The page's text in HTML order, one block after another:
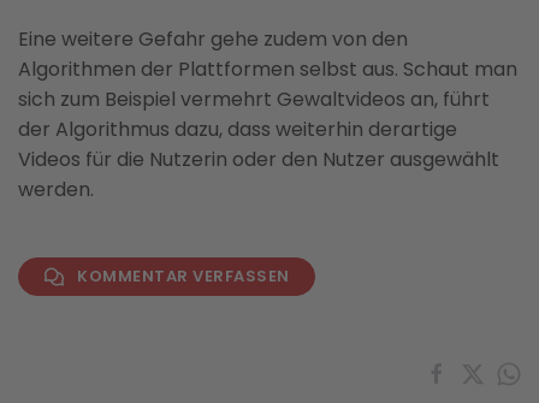
Eine weitere Gefahr gehe zudem von den
Algorithmen der Plattformen selbst aus. Schaut man
sich zum Beispiel vermehrt Gewaltvideos an, führt
der Algorithmus dazu, dass weiterhin derartige
Videos für die Nutzerin oder den Nutzer ausgewählt
werden.
KOMMENTAR VERFASSEN